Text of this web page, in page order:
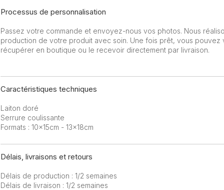
Processus de personnalisation
Passez votre commande et envoyez-nous vos photos. Nous
production de votre produit avec soin. Une fois prêt, vous pouvez
récupérer en boutique ou le recevoir directement par livraison.
Caractéristiques techniques
Laiton doré
Serrure coulissante
Formats : 10x15cm - 13x18cm
Délais, livraisons et retours
Délais de production : 1/2 semaines
Délais de livraison : 1/2 semaines